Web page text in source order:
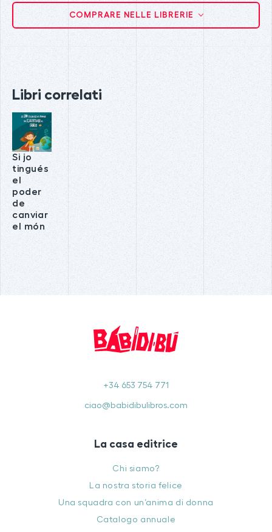
COMPRARE NELLE LIBRERIE
Libri correlati
Si jo
tingués
el
poder
de
canviar
el món
+34 653 754 771
ciao@babidibulibros.com
La casa editrice
Chi siamo?
La nostra storia felice
Una squadra con un’anima di donna
Catalogo annuale